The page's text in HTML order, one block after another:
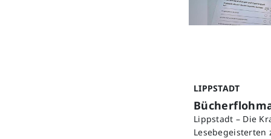
LIPPSTADT
Lippstadt – Die